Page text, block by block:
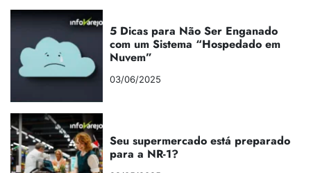
5 Dicas para Não Ser Enganado
com um Sistema “Hospedado em
Nuvem”
03/06/2025
Seu supermercado está preparado
para a NR-1?